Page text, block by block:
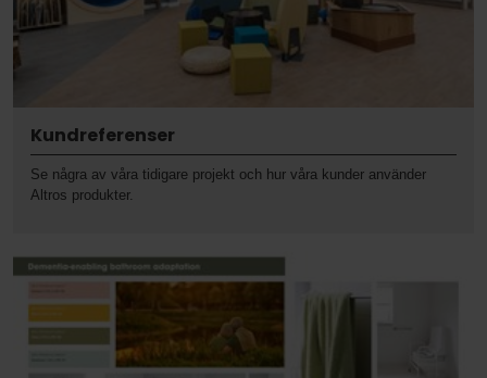
Kundreferenser
Se några av våra tidigare projekt och hur våra kunder använder
Altros produkter.